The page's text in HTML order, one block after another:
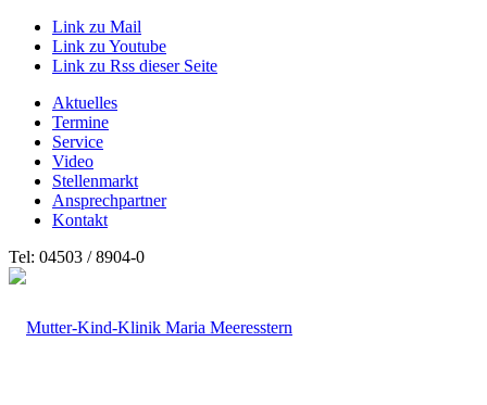
Link zu Mail
Link zu Youtube
Link zu Rss dieser Seite
Aktuelles
Termine
Service
Video
Stellenmarkt
Ansprechpartner
Kontakt
Tel: 04503 / 8904-0